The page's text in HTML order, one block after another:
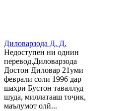
Диловарзода Д. Д.
Недоступен ни однин
перевод.Диловарзода
Достон Диловар 21уми
феврали соли 1996 дар
шаҳри Бӯстон таваллуд
шуда, миллатааш тоҷик,
маълумот олӣ...